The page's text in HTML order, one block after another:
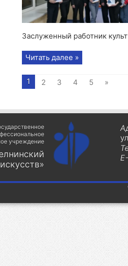
Заслуженный работник
Читать далее »
1 2 3 4 5 »
учреждение